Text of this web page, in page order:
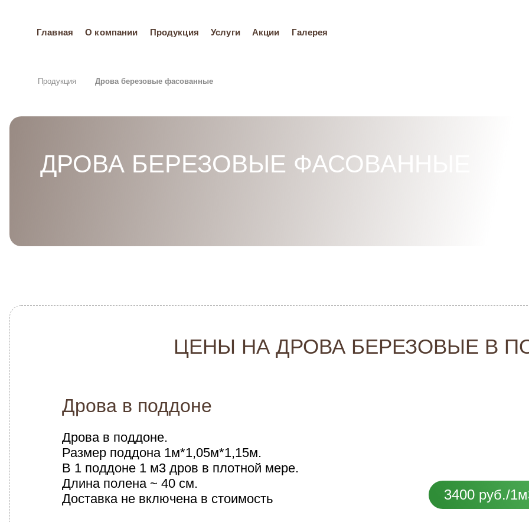
Главная О компании Продукция Услуги Акции Галерея
Продукция Дрова березовые фасованные
ДРОВА БЕРЕЗОВЫЕ ФАСОВАННЫЕ
ЦЕНЫ НА ДРОВА БЕРЕЗОВЫЕ В
Дрова в поддоне
Дрова в поддоне.
Размер поддона 1м*1,05м*1,15м.
В 1 поддоне 1 м3 дров в плотной мере.
Длина полена ~ 40 см.
Доставка не включена в стоимость
3400 руб./